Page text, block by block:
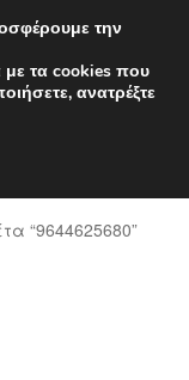
“9644625680”
την
με τα cookies που
ανατρέξτε